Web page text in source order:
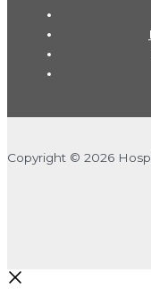
Copyright © 2026